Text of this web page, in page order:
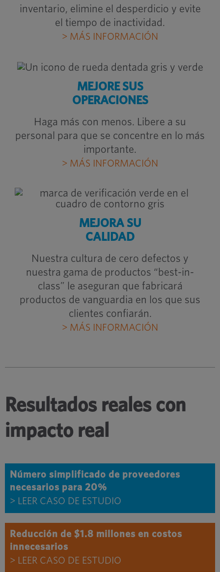
inventario, elimine el desperdicio y evite
el tiempo de inactividad.
> MÁS INFORMACIÓN
MEJORE SUS
OPERACIONES
Haga más con menos. Libere a su
personal para que se concentre en lo más
importante.
> MÁS INFORMACIÓN
MEJORA SU
CALIDAD
Nuestra cultura de cero defectos y
nuestra gama de productos “best-in-
class” le aseguran que fabricará
productos de vanguardia en los que sus
clientes confiarán.
> MÁS INFORMACIÓN
Resultados reales con
impacto real
Número simplificado de proveedores
necesarios para 20%
> LEER CASO DE ESTUDIO
Reducción de $1.8 millones en costos
innecesarios
> LEER CASO DE ESTUDIO